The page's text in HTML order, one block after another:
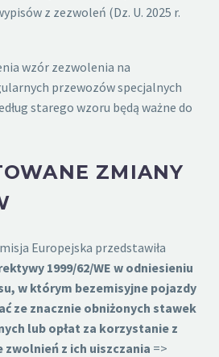
z zezwoleń (Dz. U. 2025 r.
wzór zezwolenia na
przewozów specjalnych
starego wzoru będą ważne do
ZMIANY
Europejska przedstawiła
1999/62/WE w odniesieniu
w którym bezemisyjne pojazdy
ze znacznie obniżonych stawek
lub opłat za korzystanie z
z ich uiszczania =>